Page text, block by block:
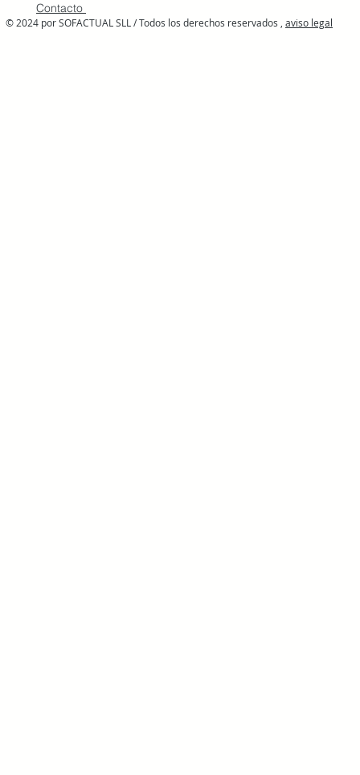
Contacto
© 2024 por SOFACTUAL SLL / Todos los derechos reservados , aviso legal